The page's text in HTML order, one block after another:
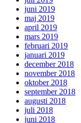
juni 2019
maj 2019
april 2019
mars 2019
februari 2019
januari 2019
december 2018
november 2018
oktober 2018
september 2018
augusti 2018
juli 2018
juni 2018